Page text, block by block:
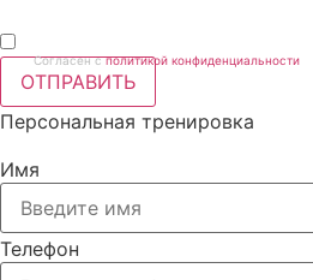
Согласен с политикой конфиденциальности
ОТПРАВИТЬ
Персональная тренировка
Имя
Телефон